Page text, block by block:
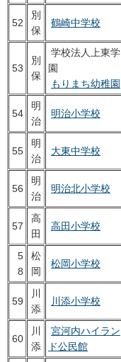
52
別
保
鶴崎中学校
53
別
保
学校法人上東学
園
もりまち幼稚園
54
明
治
明治小学校
55
明
治
大東中学校
56
明
治
明治北小学校
57
高
田
高田小学校
5
8
松
岡
松岡小学校
59
川
添
川添小学校
60
川
添
宮河内ハイラン
ド公民館